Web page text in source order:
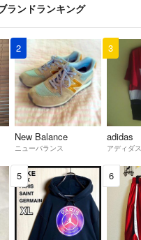
ランドランキング
2
New Balance
ニューバランス
3
adidas
アディダス
5 6